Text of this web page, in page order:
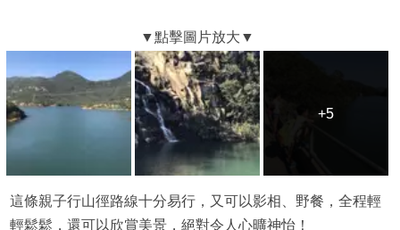
+5
+5
這條親子行山徑路線十分易行，又可以影相、野餐，全程輕
輕鬆鬆，還可以欣賞美景，絕對令人心曠神怡！